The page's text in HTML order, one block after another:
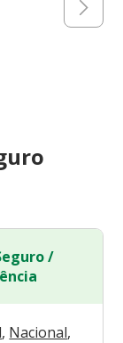
/
, Nacional,